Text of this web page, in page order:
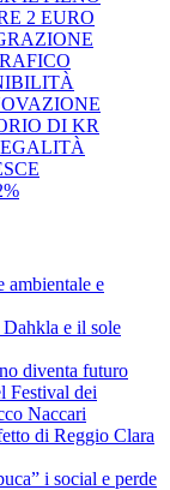
2 EURO
DI KR
ambientale e
Dahkla e il sole
diventa futuro
Festival dei
Naccari
di Reggio Clara
i social e perde